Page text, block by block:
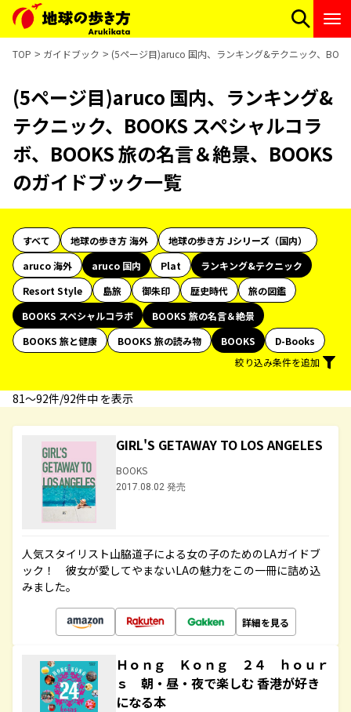
TOP ガイドブック (5ページ目)aruco 国内、ランキング&テクニック、
(5ページ目)aruco 国内、ランキング&
テクニック、BOOKS スペシャルコラ
ボ、BOOKS 旅の名言＆絶景、BOOKS
のガイドブック一覧
すべて 地球の歩き方 海外
地球の歩き方 Jシリーズ（国内）
aruco 海外
aruco 国内 Plat
ランキング&テクニック
Resort Style
島旅 御朱印 歴史時代
旅の図鑑
BOOKS スペシャルコラボ
BOOKS 旅の名言＆絶景
BOOKS 旅と健康
BOOKS 旅の読み物 BOOKS
D-Books
絞り込み条件を追加
81〜92件/92件中 を表示
GIRL'S GETAWAY TO LOS ANGELES
BOOKS
2017.08.02 発売
人気スタイリスト山脇道子による女の子のためのLAガイドブ
ック！ 彼女が愛してやまないLAの魅力をこの一冊に詰め込
みました。
詳細を見る
Ｈｏｎｇ Ｋｏｎｇ ２４ ｈｏｕｒ
ｓ 朝・昼・夜で楽しむ 香港が好き
になる本